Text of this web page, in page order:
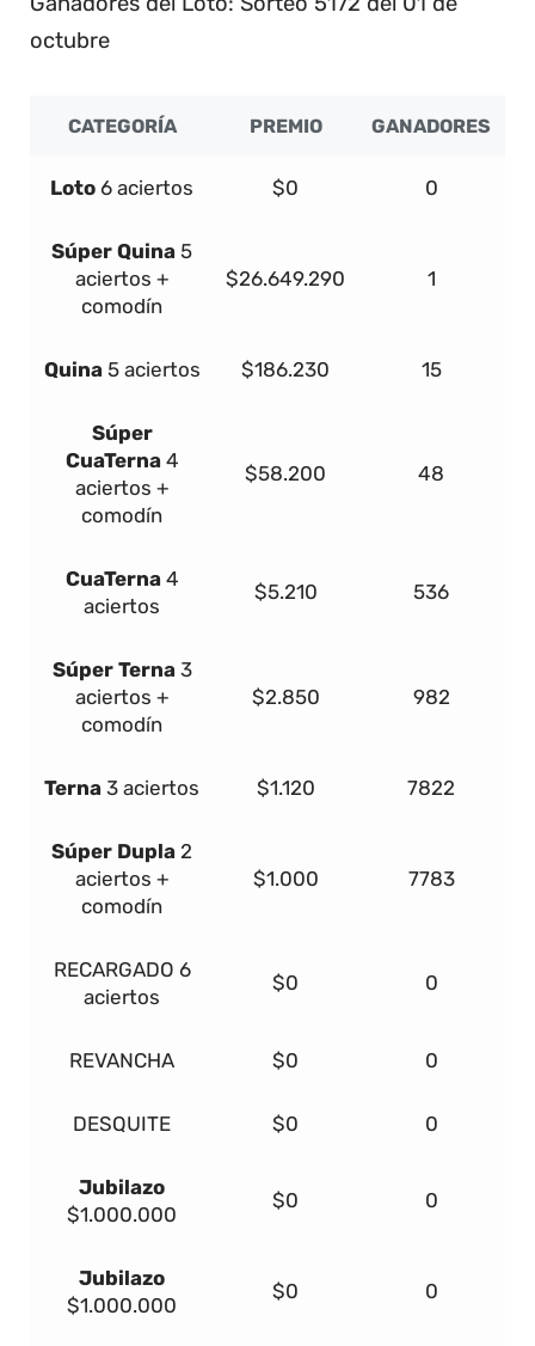
octubre
CATEGORÍA PREMIO GANADORES
Loto 6 aciertos $0 0
Súper Quina 5
aciertos +
comodín
$26.649.290 1
Quina 5 aciertos $186.230 15
Súper
CuaTerna 4
aciertos +
comodín
$58.200 48
CuaTerna 4
aciertos
$5.210 536
Súper Terna 3
aciertos +
comodín
$2.850 982
Terna 3 aciertos $1.120 7822
Súper Dupla 2
aciertos +
comodín
$1.000 7783
RECARGADO 6
aciertos
$0 0
REVANCHA $0 0
DESQUITE $0 0
Jubilazo
$1.000.000
$0 0
Jubilazo
$1.000.000
$0 0